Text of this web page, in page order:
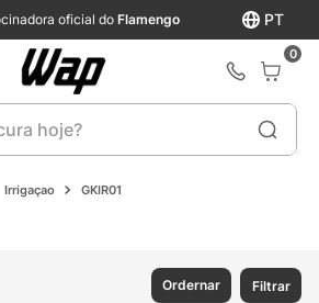
PT
oficial do Flamengo
0
hoje?
Irrigaçao GKIR01
Ordernar Filtrar